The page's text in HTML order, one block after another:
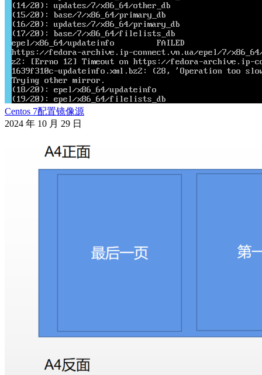
Centos 7配置镜像源
2024 年 10 月 29 日